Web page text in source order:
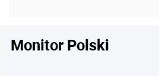
Monitor Polski